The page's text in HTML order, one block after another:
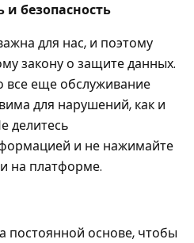
безопасность
для нас, и поэтому
закону о защите данных.
все еще обслуживание
для нарушений, как и
делитесь
и не нажимайте
на платформе.
постоянной основе, чтобы